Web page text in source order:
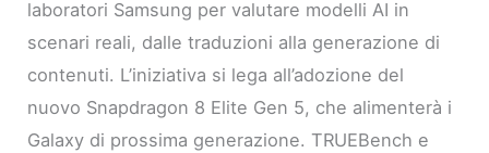
laboratori Samsung per valutare modelli AI in
scenari reali, dalle traduzioni alla generazione di
contenuti. L’iniziativa si lega all’adozione del
nuovo Snapdragon 8 Elite Gen 5, che alimenterà i
Galaxy di prossima generazione. TRUEBench e